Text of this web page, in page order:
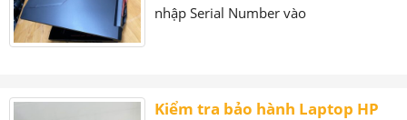
nhập Serial Number vào
Kiểm tra bảo hành Laptop HP